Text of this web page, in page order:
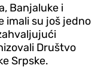
Banjaluke i
imali su još jedno
Društvo
Srpske.